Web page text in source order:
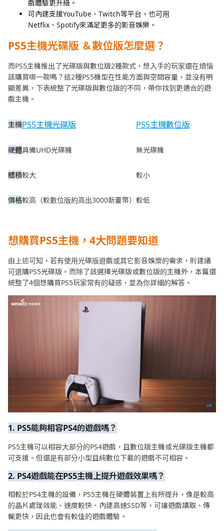
戲體驗更升級。
可內建支援YouTube、Twitch等平台，也可用
Netflix、Spotify來滿足更多的影音娛樂。
PS5主機光碟版 ＆數位版怎麼選？
而PS5主機推出了光碟版與數位版2種款式，想入手的玩家還在煩惱
該購買哪一款嗎？這2種PS5機型在性能方面與空間容量，並沒有明
顯差異，下表統整了光碟版與數位版的不同，帶你找到更適合的遊
戲主機。
主機PS5主機光碟版 PS5主機數位版
硬體具備UHD光碟機 無光碟機
體積較大 較小
價格較高（較數位版約高出3000新臺幣） 較低
想購買PS5主機，4大問題要知道
由上述可知，若有使用光碟版遊戲或其它影音娛樂的需求，則建議
可選購PS5光碟版。而除了該選擇光碟版或數位版的主機外，本篇還
統整了4個想購買PS5玩家常有的疑惑，並為你詳細的解答。
1. PS5能夠相容PS4的遊戲嗎？
PS5主機可以相容大部分的PS4遊戲，且數位版主機或光碟版主機都
可支援。但還是有部分小型且純數位下載的遊戲不可相容。
2. PS4遊戲能在PS5主機上提升遊戲效果嗎？
相較於PS4主機的設備，PS5主機在硬體裝置上有所提升，像是較高
的晶片處理效能、速度較快、內建高速SSD等，可讓遊戲讀取、傳
輸更快，因此也會有較佳的遊戲體驗。